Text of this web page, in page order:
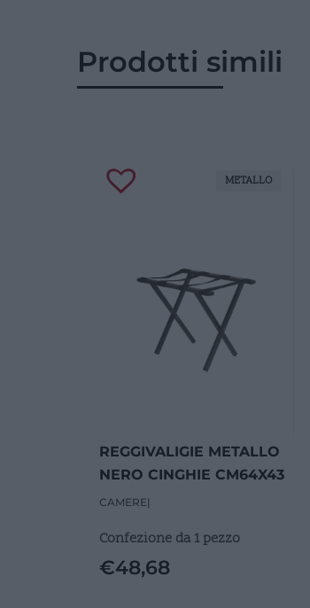
Prodotti simili
REGGIVALIGIE METALLO
NERO CINGHIE CM64X43
CAMERE|
Confezione da 1 pezzo
€48,68
METALLO